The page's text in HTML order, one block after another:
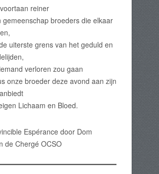
reiner
gemeenschap broeders die elkaar
uiterste grens van het geduld en
verloren zou gaan
onze broeder deze avond aan zijn
Lichaam en Bloed.
Espérance door Dom
de Chergé OCSO